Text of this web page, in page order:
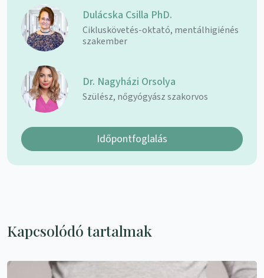
Dulácska Csilla PhD.
Cikluskövetés-oktató, mentálhigiénés
szakember
Dr. Nagyházi Orsolya
Szülész, nőgyógyász szakorvos
Időpontfoglalás
Kapcsolódó tartalmak